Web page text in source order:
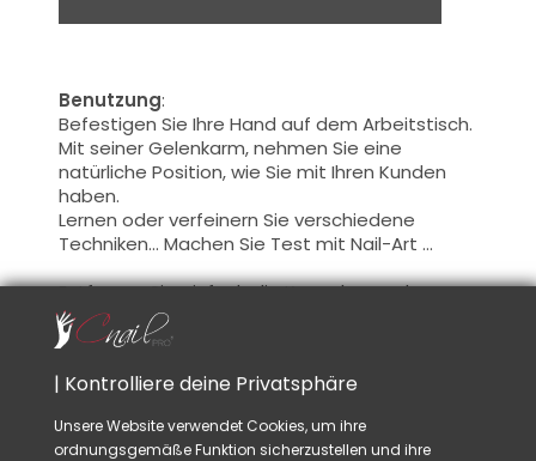
Benutzung:
Befestigen Sie Ihre Hand auf dem Arbeitstisch.
Mit seiner Gelenkarm, nehmen Sieeine
natürliche Position, wie Sie mit Ihren Kunden
haben.
Lernenoder verfeinern Sie verschiedene
Techniken... Machen Sie TestmitNail-Art ...
Entfernen Sie einfachdie Kapselnaus der
Hand, und ersetzen
starten.
Diese Handist ideal fürdas Lernen der
IhreFreunde oder Kundenzuverletzen
| Kontrolliere deine Privatsphäre
Unsere Website verwendet Cookies, um ihre
ordnungsgemäße Funktion sicherzustellen und ihre